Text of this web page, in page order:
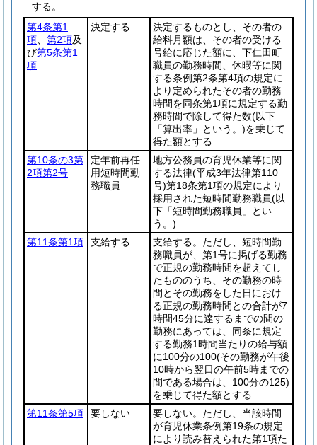
する。
第4条第1
項
第2項及
び第5条第1
項
決定する
決定するものとし、その者の
給料月額は、その者の受ける
号給に応じた額に、下仁田町
職員の勤務時間、休暇等に関
する条例第2条第4項の規定に
より定められたその者の勤務
時間を同条第1項に規定する勤
務時間で除して得た数(以下
「算出率」という。)を乗じて
得た額とする
第10条の3第
2項第2号
定年前再任
用短時間勤
務職員
地方公務員の育児休業等に関
する法律(平成3年法律第110
号)第18条第1項の規定により
採用された短時間勤務職員(以
下「短時間勤務職員」とい
う。)
第11条第1項
支給する
支給する。ただし、短時間勤
務職員が、第1号に掲げる勤務
で正規の勤務時間を超えてし
たもののうち、その勤務の時
間とその勤務をした日におけ
る正規の勤務時間との合計が7
時間45分に達するまでの間の
勤務にあっては、同条に規定
する勤務1時間当たりの給与額
に100分の100(その勤務が午後
10時から翌日の午前5時までの
間である場合は、100分の125)
を乗じて得た額とする
第11条第5項
要しない
要しない。ただし、当該時間
が育児休業条例第19条の規定
により読み替えられた第1項た